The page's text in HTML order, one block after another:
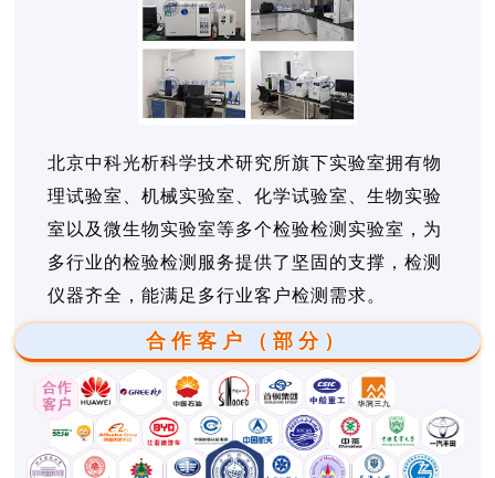
北京中科光析科学技术研究所旗下实验室拥有物
理试验室、机械实验室、化学试验室、生物实验
室以及微生物实验室等多个检验检测实验室，为
多行业的检验检测服务提供了坚固的支撑，检测
仪器齐全，能满足多行业客户检测需求。
合作客户（部分）